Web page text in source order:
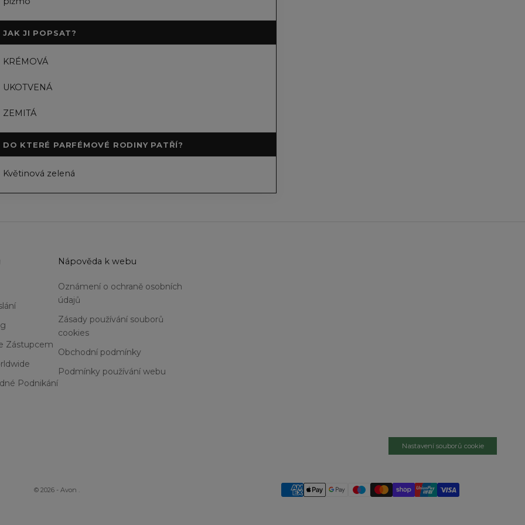
JAK JI POPSAT?
KRÉMOVÁ
UKOTVENÁ
ZEMITÁ
DO KTERÉ PARFÉMOVÉ RODINY PATŘÍ?
Květinová zelená
Zástupcem
Podnikání
Nápověda k webu
Oznámení o ochraně osobních
údajů
Zásady používání souborů
cookies
Obchodní podmínky
Podmínky používání webu
Nastavení souborů cookie
© 2026 - Avon .